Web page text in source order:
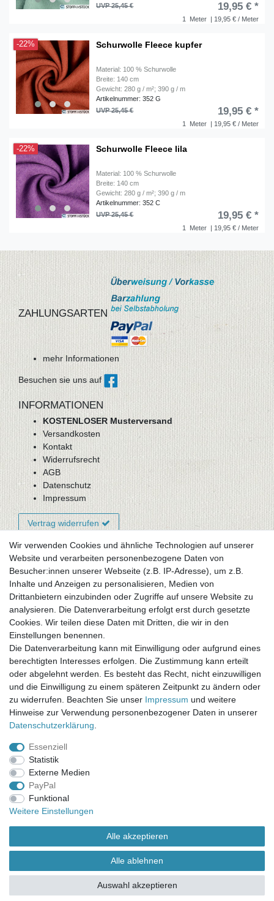
1 Meter | 19,95 € / Meter
UVP 25,45 € 19,95 € *
-22% Schurwolle Fleece kupfer
Material: 100 % Schurwolle
Breite: 140 cm
Gewicht: 280 g / m²; 390 g / m
Artikelnummer: 352 G
1 Meter | 19,95 € / Meter
UVP 25,45 € 19,95 € *
-22% Schurwolle Fleece lila
Material: 100 % Schurwolle
Breite: 140 cm
Gewicht: 280 g / m²; 390 g / m
Artikelnummer: 352 C
1 Meter | 19,95 € / Meter
UVP 25,45 € 19,95 € *
ZAHLUNGSARTEN
mehr Informationen
Besuchen sie uns auf
INFORMATIONEN
KOSTENLOSER Musterversand
Versandkosten
Kontakt
Widerrufsrecht
AGB
Datenschutz
Impressum
Vertrag widerrufen
Newsletter-Anmeldung
FAQ / Fragen
Mein Warenkorb
Mein Merkzettel
Mein Konto
UNSER LADENGESCHÄFT
Gottlieb-Daimler-Str. 10
33334 Gütersloh
ÖFFNUNGSZEITEN
Montag - Dienstag: 8.00 - 18.00 Uhr, Mittwoch Ruhetag,
Donnerstag: 8.00 - 18.00 Uhr, Freitag 8.00 - 14.00 Uhr
KUNDENSERVICE
Telefon: (05241) 403 22 38
E-Mail: info@stoffamstueck.de
Alle Preise inklusive gesetzlicher Mehrwertsteuer und
zuzüglichVersandkosten. * Pflichtfeld
Wir verwenden Cookies und ähnliche Technologien auf unserer
Website und verarbeiten personenbezogene Daten von
Besucher:innen unserer Webseite (z.B. IP-Adresse), um z.B.
Inhalte und Anzeigen zu personalisieren, Medien von
Drittanbietern einzubinden oder Zugriffe auf unsere Website zu
analysieren. Die Datenverarbeitung erfolgt erst durch gesetzte
Cookies. Wir teilen diese Daten mit Dritten, die wir in den
Einstellungen benennen.
Die Datenverarbeitung kann mit Einwilligung oder aufgrund eines
berechtigten Interesses erfolgen. Die Zustimmung kann erteilt
oder abgelehnt werden. Es besteht das Recht, nicht einzuwilligen
und die Einwilligung zu einem späteren Zeitpunkt zu ändern oder
zu widerrufen. Beachten Sie unser Impressum und weitere
Hinweise zur Verwendung personenbezogener Daten in unserer
Daten­schutz­erklärung
Essenziell
Statistik
Externe Medien
PayPal
Funktional
Weitere Einstellungen
Alle akzeptieren
Alle ablehnen
Auswahl akzeptieren